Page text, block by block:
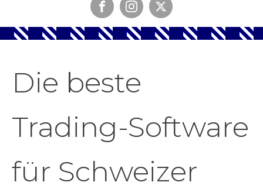
Die beste
Trading-Software
für Schweizer